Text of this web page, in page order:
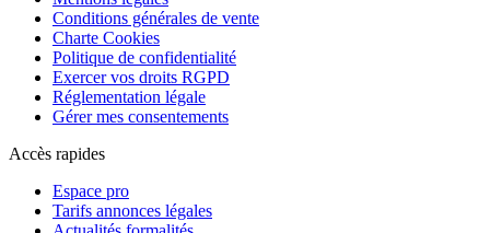
Conditions générales de vente
Charte Cookies
Politique de confidentialité
Exercer vos droits RGPD
Réglementation légale
Gérer mes consentements
Accès rapides
Espace pro
Tarifs annonces légales